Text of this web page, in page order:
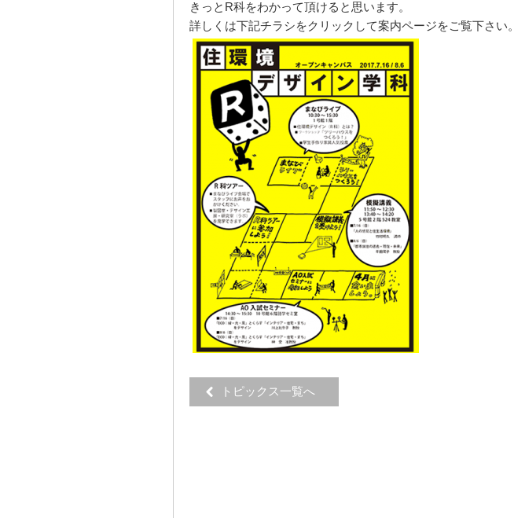
きっとR科をわかって頂けると思います。
詳しくは下記チラシをクリックして案内ページをご覧下さい。
トピックス一覧へ